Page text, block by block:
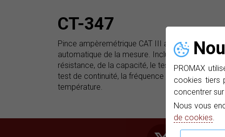
PROMAX
cookies tiers
concentrer
Nous vous
de cookies.
CT-347
Pince ampèremétrique CAT III avec sélection
automatique de la mesure. Inclut la mesure de la
résistance, de la capacité, le test de diodes, le
test de continuité, la fréquence et la mesure de
température.